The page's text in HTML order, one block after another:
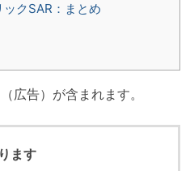
クSAR：まとめ
広告）が含まれます。
ます